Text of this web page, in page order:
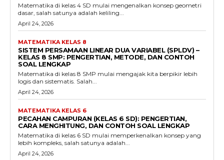
Matematika di kelas 4 SD mulai mengenalkan konsep geometri
dasar, salah satunya adalah keliling...
April 24, 2026
MATEMATIKA KELAS 8
SISTEM PERSAMAAN LINEAR DUA VARIABEL (SPLDV) –
KELAS 8 SMP: PENGERTIAN, METODE, DAN CONTOH
SOAL LENGKAP
Matematika di kelas 8 SMP mulai mengajak kita berpikir lebih
logis dan sistematis. Salah...
April 24, 2026
MATEMATIKA KELAS 6
PECAHAN CAMPURAN (KELAS 6 SD): PENGERTIAN,
CARA MENGHITUNG, DAN CONTOH SOAL LENGKAP
Matematika di kelas 6 SD mulai memperkenalkan konsep yang
lebih kompleks, salah satunya adalah...
April 24, 2026